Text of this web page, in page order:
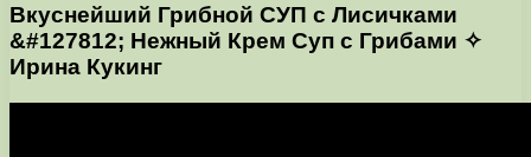
Вкуснейший Грибной СУП с Лисичками
&#127812; Нежный Крем Суп с Грибами ✧
Ирина Кукинг